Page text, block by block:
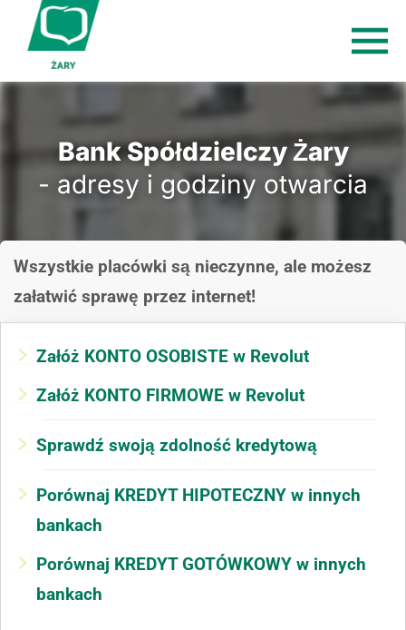
Bank Spółdzielczy Żary
- adresy i godziny otwarcia
Wszystkie placówki są nieczynne, ale możesz
załatwić sprawę przez internet!
Załóż KONTO OSOBISTE w Revolut
Załóż KONTO FIRMOWE w Revolut
Sprawdź swoją zdolność kredytową
Porównaj KREDYT HIPOTECZNY w innych
bankach
Porównaj KREDYT GOTÓWKOWY w innych
bankach